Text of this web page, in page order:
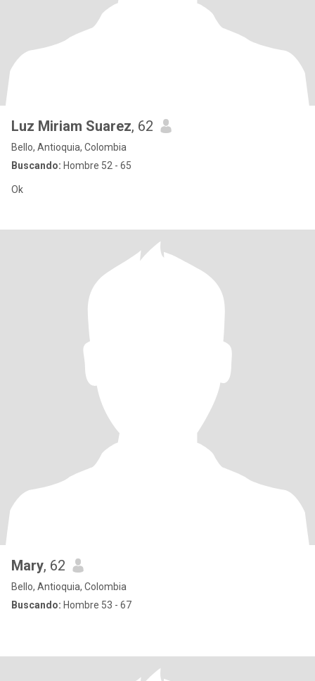
Luz Miriam Suarez, 62
Bello, Antioquia, Colombia
Buscando: Hombre 52 - 65
Ok
Mary, 62
Bello, Antioquia, Colombia
Buscando: Hombre 53 - 67